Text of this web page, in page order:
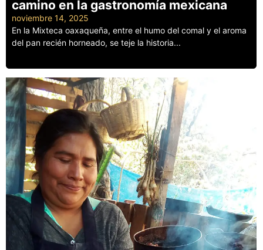
camino en la gastronomía mexicana
noviembre 14, 2025
En la Mixteca oaxaqueña, entre el humo del comal y el aroma
del pan recién horneado, se teje la historia...